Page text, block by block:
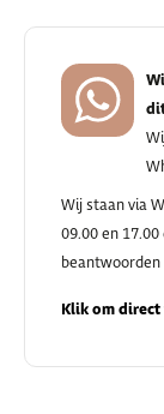
Wij staan via
09.00 en
beantwoorden
Klik om direct